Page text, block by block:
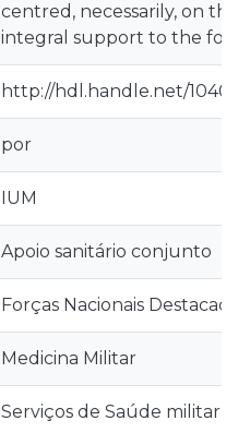
centred, necessarily, on
integral support to the
http://hdl.handle.net/
por
IUM
Apoio sanitário conjunto
Forças Nacionais
Medicina Militar
Serviços de Saúde militar